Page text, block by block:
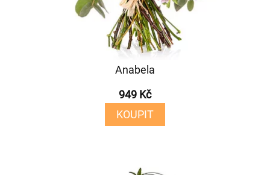
Anabela
949 Kč
KOUPIT